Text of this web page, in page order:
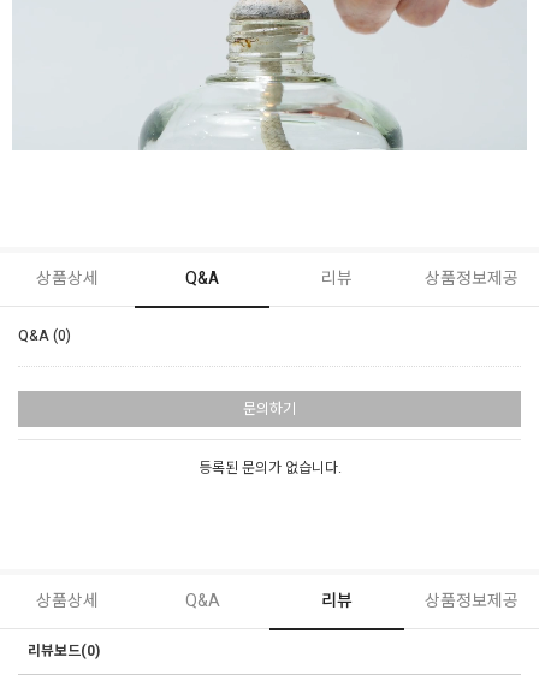
상품상세 Q&A 리뷰 상품정보제공
Q&A (0)
문의하기
등록된 문의가 없습니다.
상품상세 Q&A 리뷰 상품정보제공
리뷰보드(0)